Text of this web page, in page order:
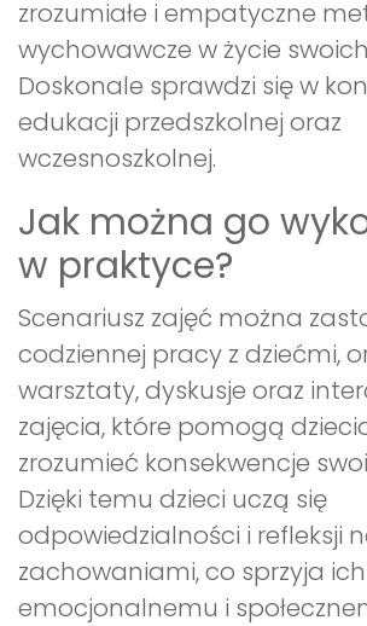
zrozumiałe i empatyczne
wychowawcze w życie
Doskonale sprawdzi się w
edukacji przedszkolnej oraz
wczesnoszkolnej.
Jak można go
w praktyce?
Scenariusz zajęć można
codziennej pracy z dziećmi,
warsztaty, dyskusje oraz
zajęcia, które pomogą
zrozumieć konsekwencje
Dzięki temu dzieci uczą się
odpowiedzialności i refleksji
zachowaniami, co sprzyja
emocjonalnemu i